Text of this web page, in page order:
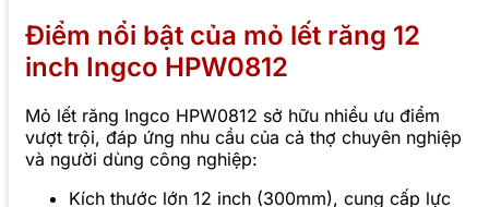
Điểm nổi bật của mỏ lết răng 12
inch Ingco HPW0812
Mỏ lết răng Ingco HPW0812 sở hữu nhiều ưu điểm
vượt trội, đáp ứng nhu cầu của cả thợ chuyên nghiệp
và người dùng công nghiệp:
Kích thước lớn 12 inch (300mm), cung cấp lực